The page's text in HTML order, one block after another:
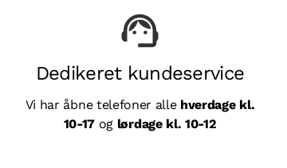
Dedikeret kundeservice
Vi har åbne telefoner alle hverdage kl.
10-17 og lørdage kl. 10-12